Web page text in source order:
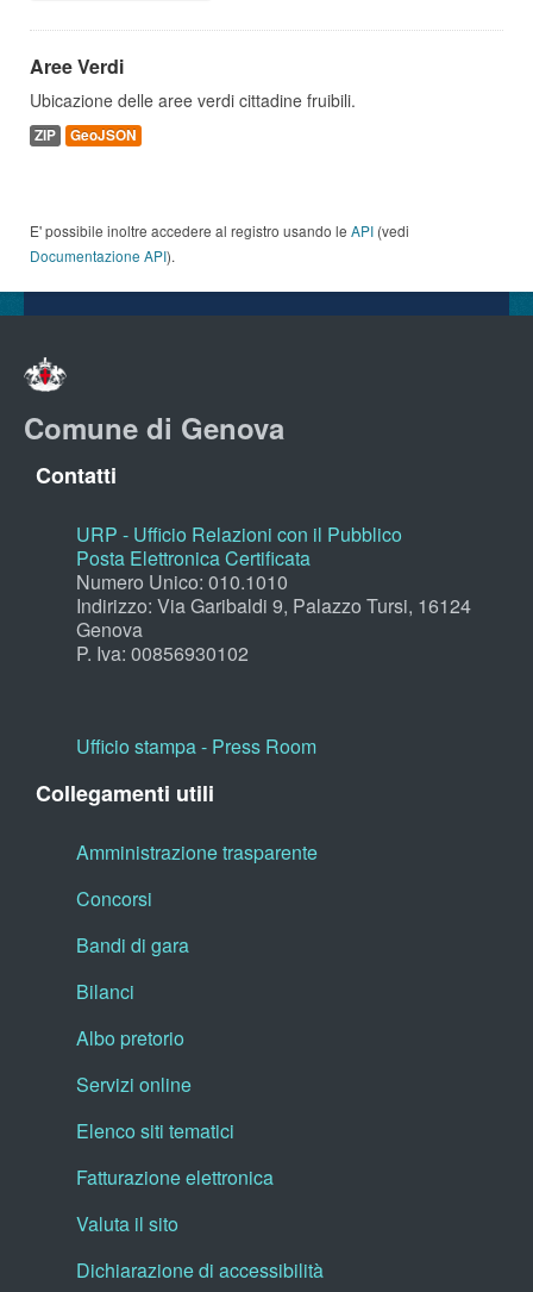
Aree Verdi
Ubicazione delle aree verdi cittadine fruibili.
ZIP GeoJSON
E' possibile inoltre accedere al registro usando le API (vedi
Documentazione API).
Comune di Genova
Contatti
URP - Ufficio Relazioni con il Pubblico
Posta Elettronica Certificata
Numero Unico: 010.1010
Indirizzo: Via Garibaldi 9, Palazzo Tursi, 16124
Genova
P. Iva: 00856930102
Ufficio stampa - Press Room
Collegamenti utili
Amministrazione trasparente
Concorsi
Bandi di gara
Bilanci
Albo pretorio
Servizi online
Elenco siti tematici
Fatturazione elettronica
Valuta il sito
Dichiarazione di accessibilità